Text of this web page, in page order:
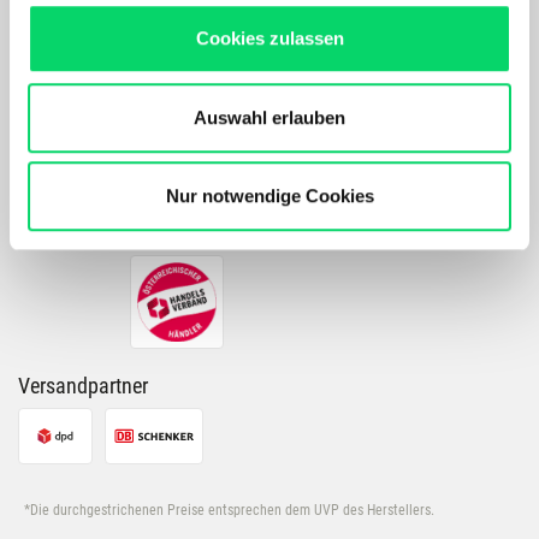
Produkten und Inhalten.
Unser Online Angebot sowie die Funktionalität und
Performance unserer Website wird kontinuierlich für Dich
Bergspezl verwendet Cookies, um Inhalte und Anzeigen
zu personalisieren, Funktionen für soziale Medien
anbieten zu können und die Zugriffe auf unsere Website
zu analysieren. Außerdem geben wir Informationen zu
Deiner Verwendung unserer Website an unsere Partner
für soziale Medien, Werbung und Analysen weiter.
Unsere Partner führen diese Informationen
ihnen bereitgestellt hast oder die sie im Rahmen Deiner
Nutzung der Dienste gesammelt haben.
Cookies zulassen
Auswahl erlauben
Nur notwendige Cookies
PRODUKTDETAILS
Zahlarten
Versandpartner
*Die durchgestrichenen Preise entsprechen dem UVP des Herstellers.